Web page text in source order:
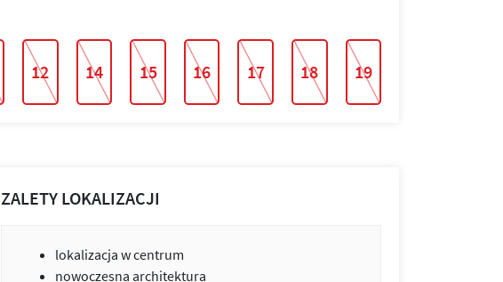
12 14 15 16 17 18 19
ZALETY LOKALIZACJI
lokalizacja w centrum
nowoczesna architektura